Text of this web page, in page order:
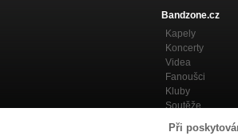
Při
Bandzone.cz
Kapely
Koncerty
Videa
Fanoušci
Kluby
Soutěže
Bandzone.cz blog